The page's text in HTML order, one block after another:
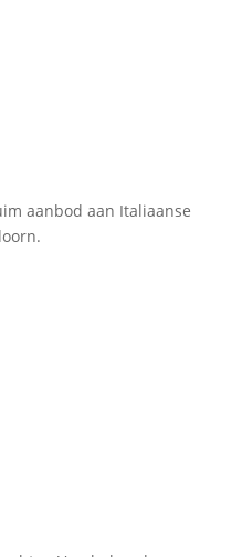
aanbod aan Italiaanse